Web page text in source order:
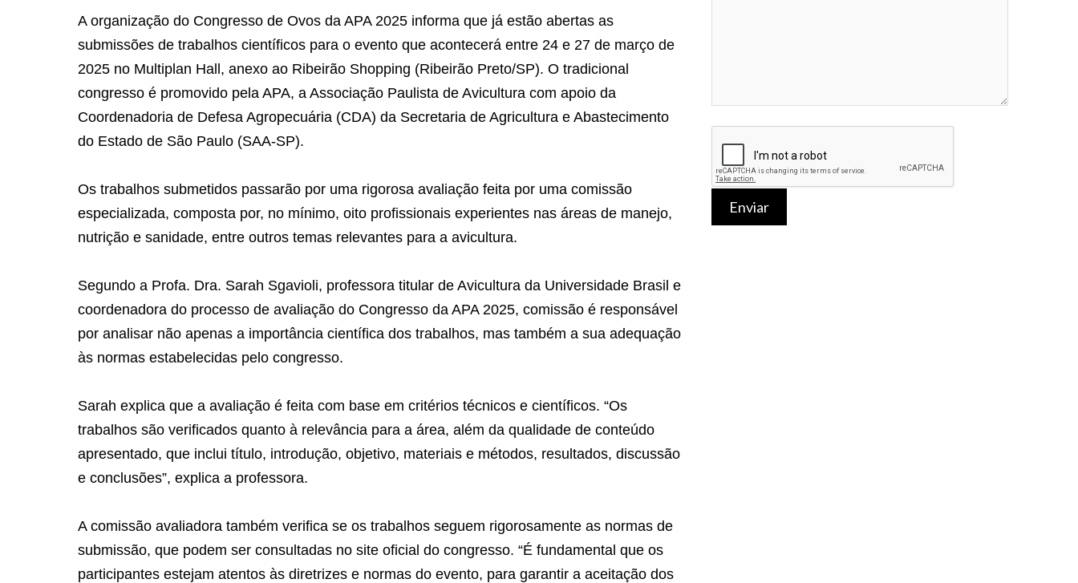
A organização do Congresso de Ovos da APA 2025 informa que já estão abertas as
submissões de trabalhos científicos para o evento que acontecerá entre 24 e 27 de março de
2025 no Multiplan Hall, anexo ao Ribeirão Shopping (Ribeirão Preto/SP). O tradicional
congresso é promovido pela APA, a Associação Paulista de Avicultura com apoio da
Coordenadoria de Defesa Agropecuária (CDA) da Secretaria de Agricultura e Abastecimento
do Estado de São Paulo (SAA-SP).
Os trabalhos submetidos passarão por uma rigorosa avaliação feita por uma comissão
especializada, composta por, no mínimo, oito profissionais experientes nas áreas de manejo,
nutrição e sanidade, entre outros temas relevantes para a avicultura.
Segundo a Profa. Dra. Sarah Sgavioli, professora titular de Avicultura da Universidade Brasil e
coordenadora do processo de avaliação do Congresso da APA 2025, comissão é responsável
por analisar não apenas a importância científica dos trabalhos, mas também a sua adequação
às normas estabelecidas pelo congresso.
Sarah explica que a avaliação é feita com base em critérios técnicos e científicos. “Os
trabalhos são verificados quanto à relevância para a área, além da qualidade de conteúdo
apresentado, que inclui título, introdução, objetivo, materiais e métodos, resultados, discussão
e conclusões”, explica a professora.
A comissão avaliadora também verifica se os trabalhos seguem rigorosamente as normas de
submissão, que podem ser consultadas no site oficial do congresso. “É fundamental que os
participantes estejam atentos às diretrizes e normas do evento, para garantir a aceitação dos
Enviar